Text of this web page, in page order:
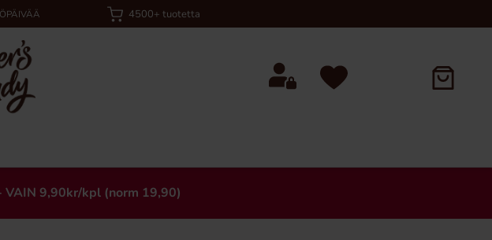
4500+ tuotetta
VAIN 9,90kr/kpl (norm 19,90)